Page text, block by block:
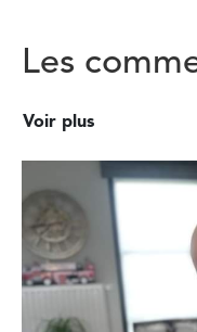
Les
Voir plus